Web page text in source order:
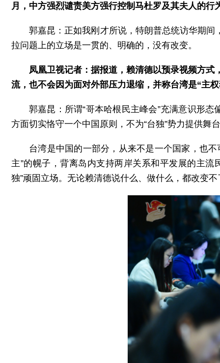
月，中方强烈谴责美方强行控制马杜罗及其夫人的
郭嘉昆：正如我刚才所说，特朗普总统访华期
拉问题上的立场是一贯的、明确的，没有改变。
凤凰卫视记者：据报道，赖清德以预录视频方
流，也不会因为面对外部压力退缩，并称台湾是“主
郭嘉昆：所谓“哥本哈根民主峰会”充满意识形
方面切实恪守一个中国原则，不为“台独”势力提供舞
台湾是中国的一部分，从来不是一个国家，也
主”的幌子，背离岛内支持两岸关系和平发展的主
独”顽固立场。无论赖清德说什么、做什么，都改变